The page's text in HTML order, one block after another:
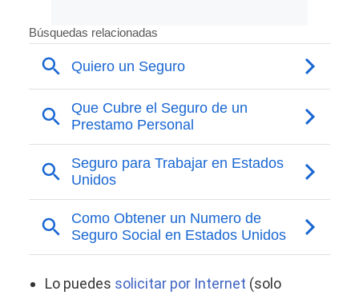
Lo puedes solicitar por Internet (solo